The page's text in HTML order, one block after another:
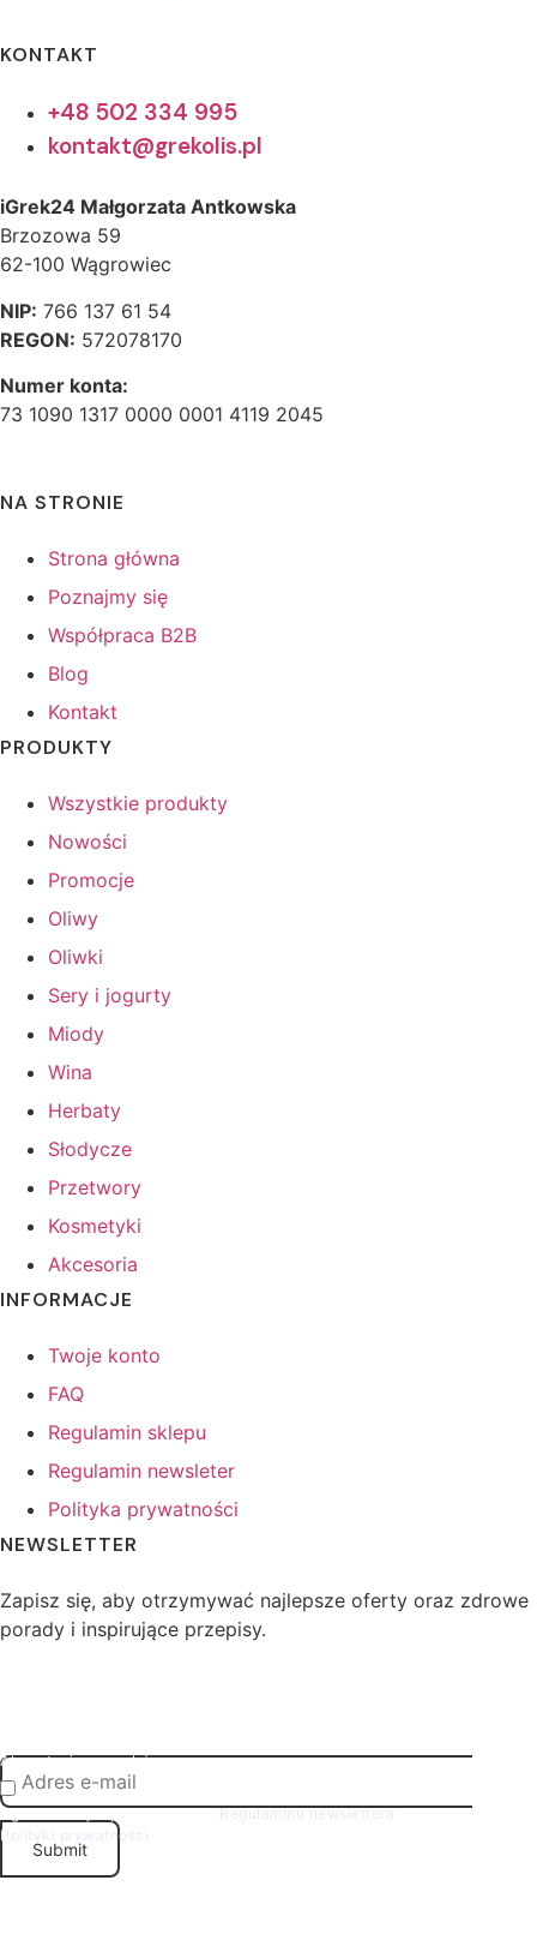
KONTAKT
+48 502 334 995
kontakt@grekolis.pl
iGrek24 Małgorzata Antkowska
Brzozowa 59
62-100 Wągrowiec
NIP: 766 137 61 54
REGON: 572078170
Numer konta:
73 1090 1317 0000 0001 4119 2045
NA STRONIE
Strona główna
Poznajmy się
Współpraca B2B
Blog
Kontakt
PRODUKTY
Wszystkie produkty
Nowości
Promocje
Oliwy
Oliwki
Sery i jogurty
Miody
Wina
Herbaty
Słodycze
Przetwory
Kosmetyki
Akcesoria
INFORMACJE
Twoje konto
FAQ
Regulamin sklepu
Regulamin newsleter
Polityka prywatności
NEWSLETTER
Zapisz się, aby otrzymywać najlepsze oferty oraz zdrowe
porady i inspirujące przepisy.
Akceptacja warunków
Zgadzam się z postawieniamiRegulaminu newsletteraoraz
Polityki prywatności
Submit